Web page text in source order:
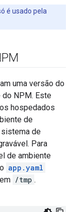
é usado pela
uma versão do
do NPM. Este
hospedados
de
de
Para
de ambiente
app.yaml
/tmp .